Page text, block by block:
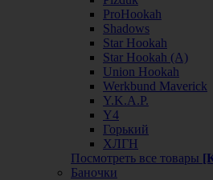
ProHookah
Shadows
Star Hookah
Star Hookah (А)
Union Hookah
Werkbund Maverick
Y.K.A.P.
Y4
Горький
ХЛГН
Посмотреть все товары
Баночки